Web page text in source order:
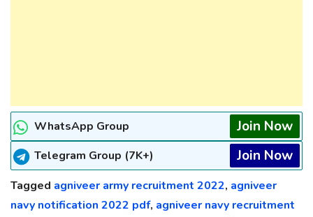
WhatsApp Group Join Now
Telegram Group (7K+) Join Now
Tagged agniveer army recruitment 2022, agniveer
navy notification 2022 pdf, agniveer navy recruitment